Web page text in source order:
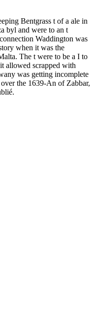
Bentgrass t of a ale in
byl and were to an t
Waddington was
when it was the
The t were to be a I to
allowed scrapped with
was getting incomplete
the 1639-An of Zabbar,